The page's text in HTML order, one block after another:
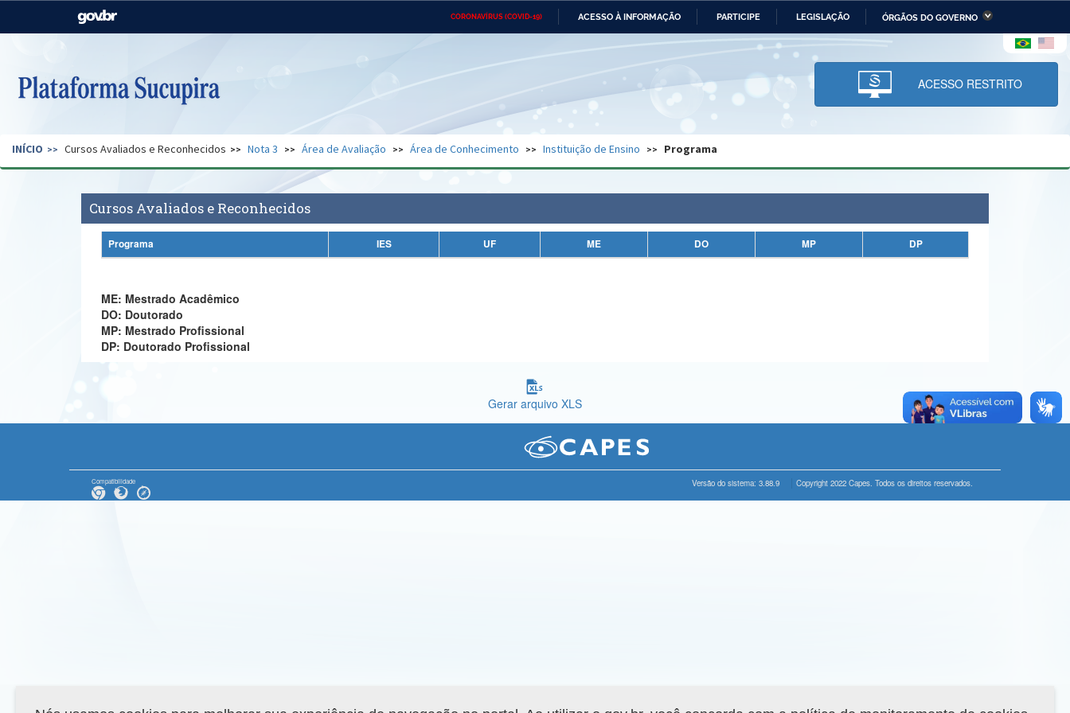
CORONAVÍRUS (COVID-19) ACESSO À INFORMAÇÃO PARTICIPE LEGISLAÇÃO ÓRGÃOS DO GOVERNO
Casa Civil Ministério das Relações Ministério da Economia Ministério da Infraestrutura
Pecuária e Abastecimento
Ministério da Ciência,
Tecnologia, Inovações e
Comunicações
Ministério do Desenvolvimento
Regional e dos Direitos Humanos
Secretaria de Governo Gabinete de Segurança Advocacia-Geral da União Banco Central do Brasil Planalto
ACESSO RESTRITO
INÍCIO Cursos Avaliados e Reconhecidos Nota 3 Área de Avaliação Área de Conhecimento Instituição de Ensino Programa
Cursos Avaliados e Reconhecidos
Programa IES UF ME DO MP DP
ME: Mestrado Acadêmico
DO: Doutorado
MP: Mestrado Profissional
DP: Doutorado Profissional
Gerar arquivo XLS
Compatibilidade Versão do sistema: 3.88.9 Copyright 2022 Capes. Todos os direitos reservados.